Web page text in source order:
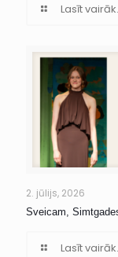
Lasīt
2. jūlijs, 2026
Sveicam,
Lasīt